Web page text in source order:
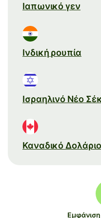
Ιαπωνικό γεν
Ινδική ρουπία
Ισραηλινό Νέο
Καναδικό Δολάριο